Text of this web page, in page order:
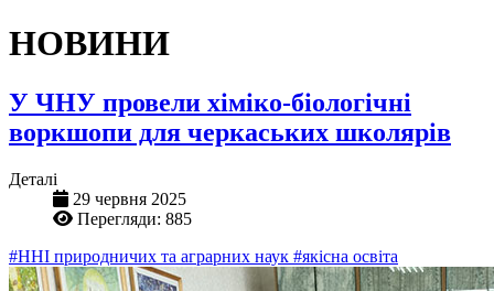
НОВИНИ
У ЧНУ провели хіміко-біологічні
воркшопи для черкаських школярів
Деталі
29 червня 2025
Перегляди: 885
#ННІ природничих та аграрних наук #якісна освіта